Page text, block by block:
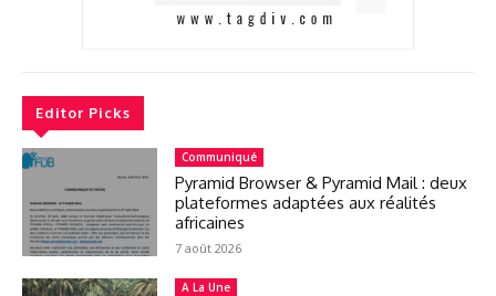
Editor Picks
Communiqué
Pyramid Browser & Pyramid Mail : deux
plateformes adaptées aux réalités
africaines
7 août 2026
A La Une